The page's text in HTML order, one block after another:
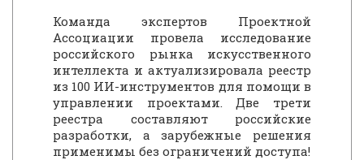
Команда экспертов Проектной
Ассоциации провела исследование
российского рынка искусственного
интеллекта и актуализировала реестр
из 100 ИИ-инструментов для помощи в
управлении проектами. Две трети
реестра составляют российские
разработки, а зарубежные решения
применимы без ограничений доступа!